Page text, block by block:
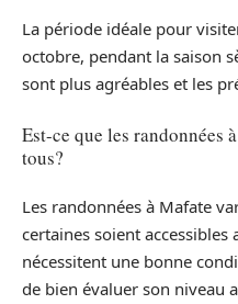
La période idéale pour
octobre, pendant la saison
sont plus agréables et les
Est-ce que les randonnées
tous?
Les randonnées à Mafate
certaines soient accessibles
nécessitent une bonne
de bien évaluer son niveau